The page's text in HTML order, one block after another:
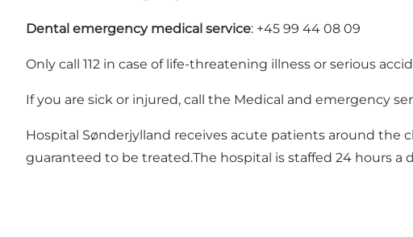
Dental emergency medical service: +45 99 44 08 09
Only call 112 in case of life-threatening illness or serious
If you are sick or injured, call the Medical and emergency
Hospital Sønderjylland receives acute patients around the
guaranteed to be treated.The hospital is staffed 24 hours